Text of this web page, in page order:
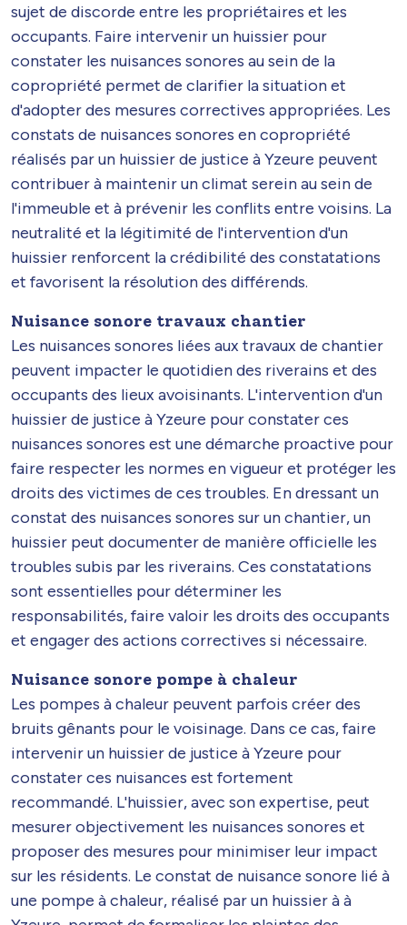
sujet de discorde entre les propriétaires et les
occupants. Faire intervenir un huissier pour
constater les nuisances sonores au sein de la
copropriété permet de clarifier la situation et
d'adopter des mesures correctives appropriées. Les
constats de nuisances sonores en copropriété
réalisés par un huissier de justice à Yzeure peuvent
contribuer à maintenir un climat serein au sein de
l'immeuble et à prévenir les conflits entre voisins. La
neutralité et la légitimité de l'intervention d'un
huissier renforcent la crédibilité des constatations
et favorisent la résolution des différends.
Nuisance sonore travaux chantier
Les nuisances sonores liées aux travaux de chantier
peuvent impacter le quotidien des riverains et des
occupants des lieux avoisinants. L'intervention d'un
huissier de justice à Yzeure pour constater ces
nuisances sonores est une démarche proactive pour
faire respecter les normes en vigueur et protéger les
droits des victimes de ces troubles. En dressant un
constat des nuisances sonores sur un chantier, un
huissier peut documenter de manière officielle les
troubles subis par les riverains. Ces constatations
sont essentielles pour déterminer les
responsabilités, faire valoir les droits des occupants
et engager des actions correctives si nécessaire.
Nuisance sonore pompe à chaleur
Les pompes à chaleur peuvent parfois créer des
bruits gênants pour le voisinage. Dans ce cas, faire
intervenir un huissier de justice à Yzeure pour
constater ces nuisances est fortement
recommandé. L'huissier, avec son expertise, peut
mesurer objectivement les nuisances sonores et
proposer des mesures pour minimiser leur impact
sur les résidents. Le constat de nuisance sonore lié à
une pompe à chaleur, réalisé par un huissier à à